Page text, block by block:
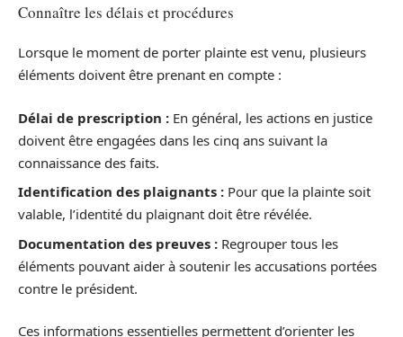
Connaître les délais et procédures
Lorsque le moment de porter plainte est venu, plusieurs
éléments doivent être prenant en compte :
Délai de prescription : En général, les actions en justice
doivent être engagées dans les cinq ans suivant la
connaissance des faits.
Identification des plaignants : Pour que la plainte soit
valable, l’identité du plaignant doit être révélée.
Documentation des preuves : Regrouper tous les
éléments pouvant aider à soutenir les accusations portées
contre le président.
Ces informations essentielles permettent d’orienter les